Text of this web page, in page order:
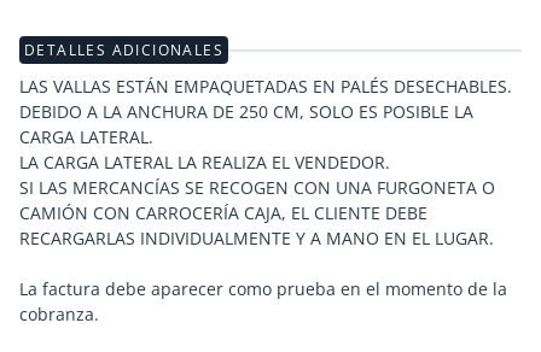
DETALLES ADICIONALES
LAS VALLAS ESTÁN EMPAQUETADAS EN PALÉS DESECHABLES.
DEBIDO A LA ANCHURA DE 250 CM, SOLO ES POSIBLE LA
CARGA LATERAL.
LA CARGA LATERAL LA REALIZA EL VENDEDOR.
SI LAS MERCANCÍAS SE RECOGEN CON UNA FURGONETA O
CAMIÓN CON CARROCERÍA CAJA, EL CLIENTE DEBE
RECARGARLAS INDIVIDUALMENTE Y A MANO EN EL LUGAR.
La factura debe aparecer como prueba en el momento de la
cobranza.